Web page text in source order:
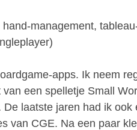
management,
apps. Ik neem
een spelletje Small
laatste jaren had ik ook
van CGE. Na een paar